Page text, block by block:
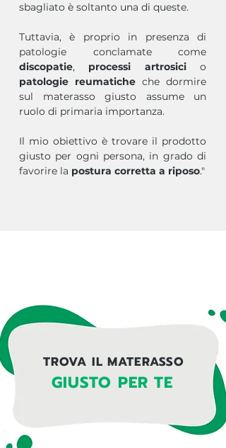
sbagliato è soltanto una di queste.
Tuttavia, è proprio in presenza di
patologie conclamate come
discopatie, processi artrosicio
patologie reumatiche che dormire
sul materasso giusto assume un
ruolo di primaria importanza.​
Il mio obiettivo è trovare il prodotto
giusto per ogni persona, in grado di
favorire la postura corretta a riposo."
TROVA IL MATERASSO
GIUSTO PER TE